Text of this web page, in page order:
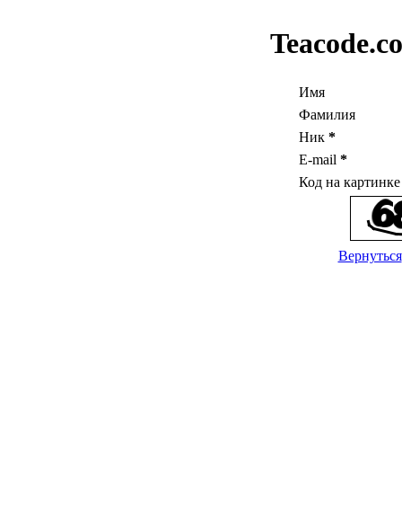
Имя
Фамилия
Ник *
E-mail *
Код на
Вернуться